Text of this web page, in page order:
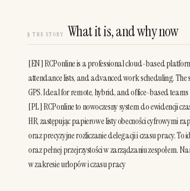
§ THE STORY What it is, and why now
[EN] RCPonline is a professional cloud-based
attendance lists, and advanced work scheduling.
GPS. Ideal for remote, hybrid, and office-based
[PL] RCPonline to nowoczesny system do ewidencji
HR, zastępując papierowe listy obecności cyfrowymi
oraz precyzyjne rozliczanie delegacji i czasu pracy.
oraz pełnej przejrzystości w zarządzaniu zespołem.
w zakresie urlopów i czasu pracy